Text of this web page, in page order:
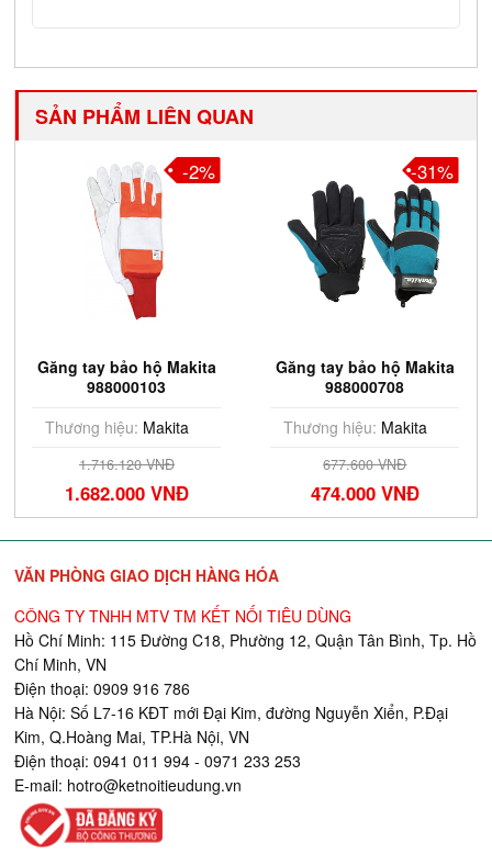
SẢN PHẨM LIÊN QUAN
Găng tay bảo hộ Makita
988000103
Thương hiệu: Makita
1.716.120 VNĐ
1.682.000 VNĐ
-2%
Găng tay bảo hộ Makita
988000708
Thương hiệu: Makita
677.600 VNĐ
474.000 VNĐ
-31%
VĂN PHÒNG GIAO DỊCH HÀNG HÓA
CÔNG TY TNHH MTV TM KẾT NỐI TIÊU DÙNG
Hồ Chí Minh: 115 Đường C18, Phường 12, Quận Tân Bình, Tp. Hồ
Chí Minh, VN
Điện thoại: 0909 916 786
Hà Nội: Số L7-16 KĐT mới Đại Kim, đường Nguyễn Xiển, P.Đại
Kim, Q.Hoàng Mai, TP.Hà Nội, VN
Điện thoại: 0941 011 994 - 0971 233 253
E-mail: hotro@ketnoitieudung.vn